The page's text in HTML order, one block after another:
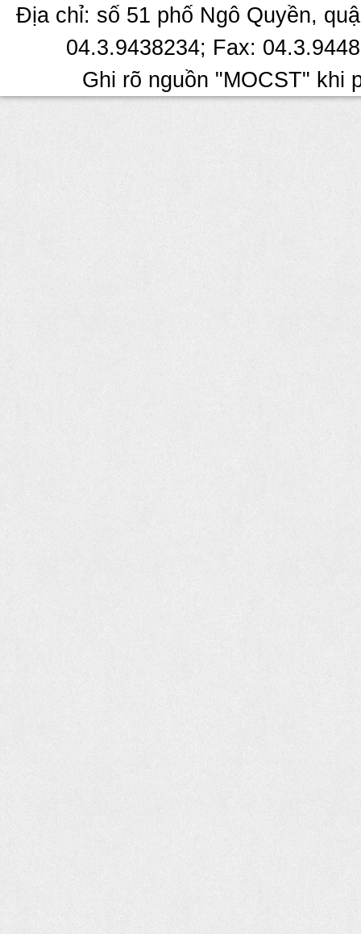
Địa chỉ: số 51 phố Ngô Quyền,
04.3.9438234; Fax:
Ghi rõ nguồn "MOCST" khi